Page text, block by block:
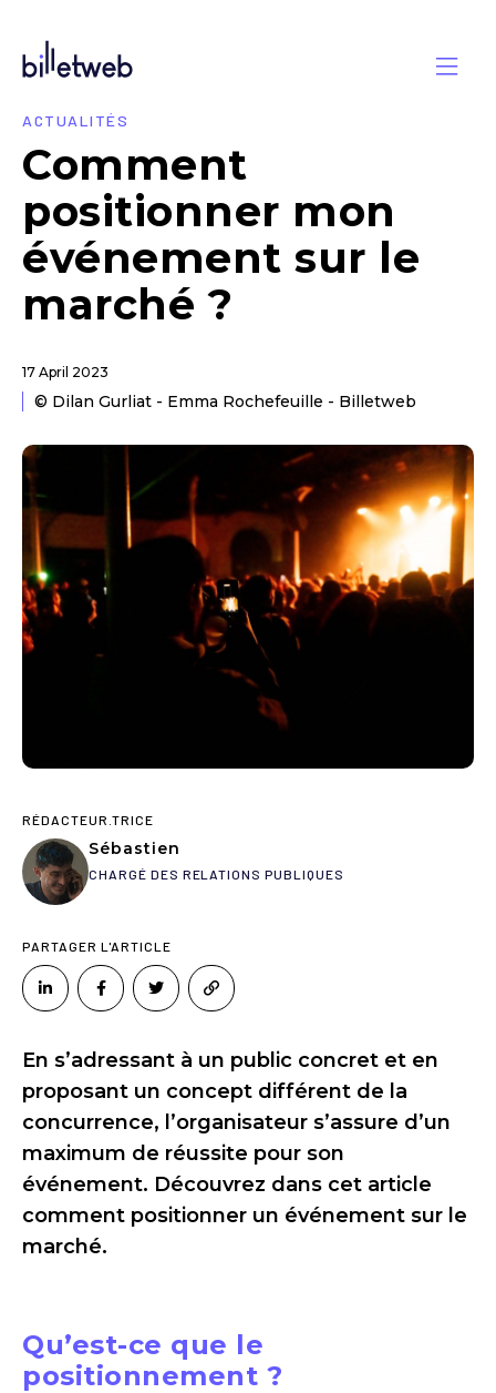
ACTUALITÉS
Comment
positionner mon
événement sur le
marché ?
17 April 2023
© Dilan Gurliat - Emma Rochefeuille - Billetweb
RÉDACTEUR.TRICE
Sébastien
CHARGÉ DES RELATIONS PUBLIQUES
PARTAGER L'ARTICLE
En s’adressant à un public concret et en
proposant un concept différent de la
concurrence, l’organisateur s’assure d’un
maximum de réussite pour son
événement. Découvrez dans cet article
comment positionner un événement sur le
marché.
Qu’est-ce que le
positionnement ?